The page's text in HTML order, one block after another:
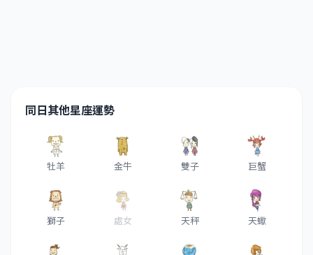
同日其他星座運勢
牡羊 金牛 雙子 巨蟹
獅子 處女 天秤 天蠍